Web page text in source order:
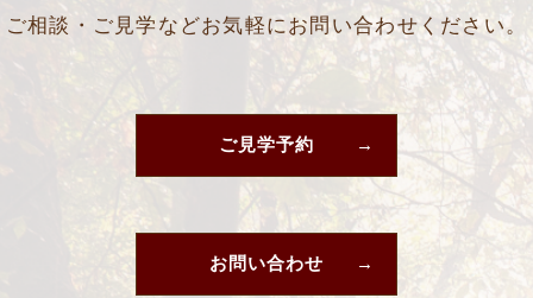
ご相談・ご見学などお気軽にお問い合わせください。
ご見学予約
お問い合わせ